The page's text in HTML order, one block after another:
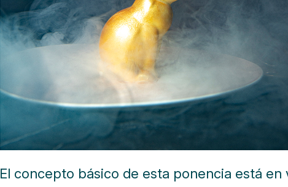
El concepto básico de esta ponencia está en